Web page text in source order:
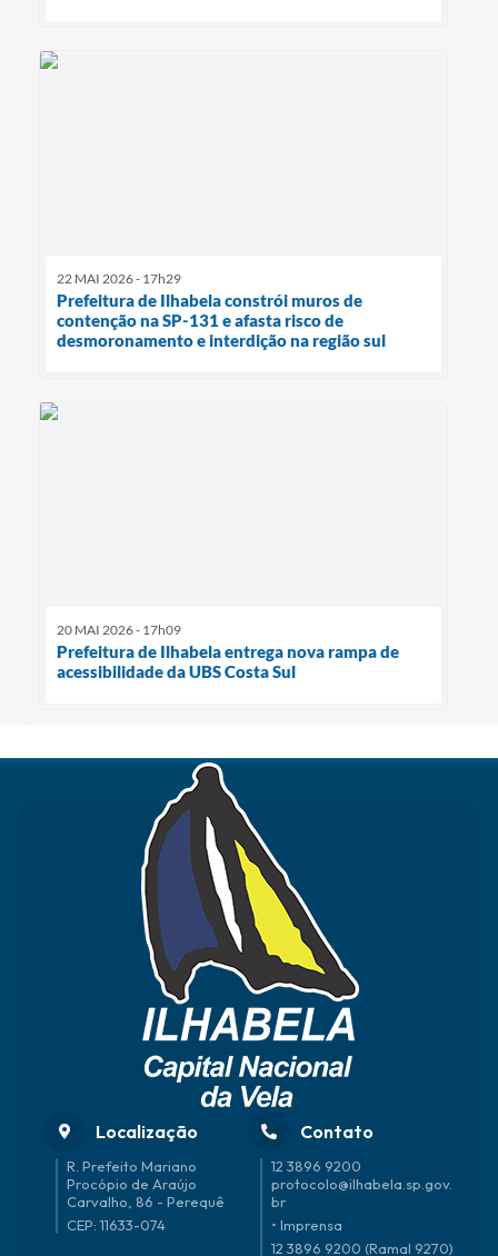
22 MAI 2026 - 17h29
Prefeitura de Ilhabela constrói muros de
contenção na SP-131 e afasta risco de
desmoronamento e interdição na região sul
20 MAI 2026 - 17h09
Prefeitura de Ilhabela entrega nova rampa de
acessibilidade da UBS Costa Sul
Localização
R. Prefeito Mariano
Procópio de Araújo
Carvalho, 86 - Perequê
CEP: 11633-074
Contato
12 3896 9200
protocolo@ilhabela.sp.gov.
br
• Imprensa
12 3896 9200 (Ramal 9270)